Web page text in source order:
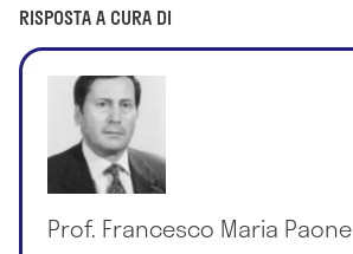
RISPOSTA A CURA DI
Prof. Francesco Maria Paone